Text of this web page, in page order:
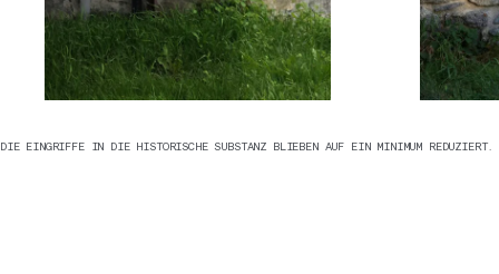
DIE EINGRIFFE IN DIE HISTORISCHE SUBSTANZ BLIEBEN AUF EIN MINIMUM REDUZIERT.